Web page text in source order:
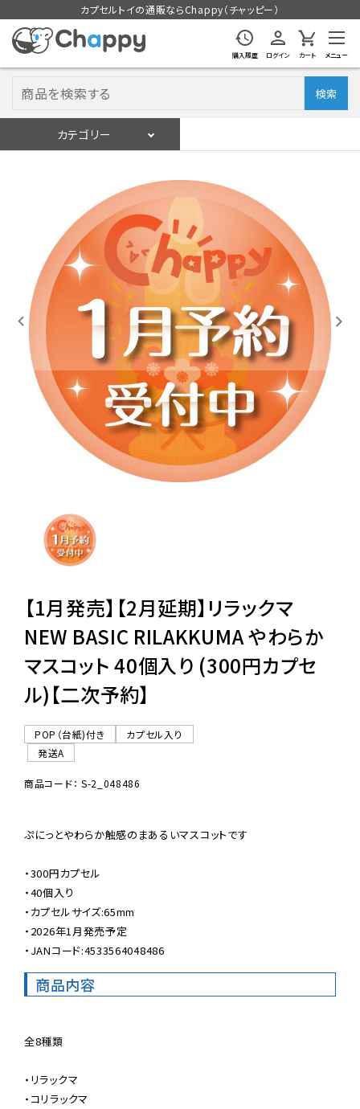
カプセルトイの通販ならChappy（チャッピー）
購入履歴 ログイン カート メニュー
検索
カテゴリー
入荷スケジュールをチェック
カプセルトイマシン本体
カプセルトイ
販促用空カプセル
レンタル
景品・玩具・文具
販促用カプセルトイ
ご利用ガイド
06-6282-7659
【1月発売】【2月延期】リラックマ
NEW BASIC RILAKKUMA やわらか
マスコット 40個入り (300円カプセ
ル)【二次予約】
POP（台紙)付き
カプセル入り
発送A
商品コード： S-2_048486
ぷにっとやわらか触感のまあるいマスコットです
・300円カプセル
・40個入り
・カプセルサイズ:65mm
・2026年1月発売予定
・JANコード:4533564048486
商品内容
全8種類
・リラックマ
・コリラックマ